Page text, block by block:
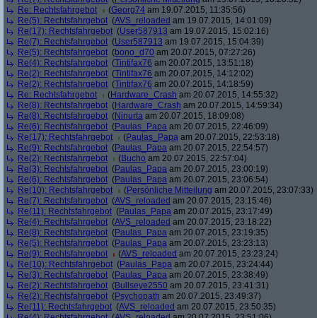
Re: Rechtsfahrgebot
(Georg74 am 19.07.2015, 11:35:56)
Re(5): Rechtsfahrgebot (AVS_reloaded am 19.07.2015, 14:01:09)
Re(17): Rechtsfahrgebot (User587913 am 19.07.2015, 15:02:16)
Re(7): Rechtsfahrgebot (User587913 am 19.07.2015, 15:04:39)
Re(5): Rechtsfahrgebot (bono_d70 am 20.07.2015, 07:27:26)
Re(4): Rechtsfahrgebot (Tintifax76 am 20.07.2015, 13:51:18)
Re(2): Rechtsfahrgebot (Tintifax76 am 20.07.2015, 14:12:02)
Re(2): Rechtsfahrgebot (Tintifax76 am 20.07.2015, 14:18:59)
Re: Rechtsfahrgebot
(Hardware_Crash am 20.07.2015, 14:55:32)
Re(8): Rechtsfahrgebot (Hardware_Crash am 20.07.2015, 14:59:34)
Re(8): Rechtsfahrgebot (Ninurta am 20.07.2015, 18:09:08)
Re(6): Rechtsfahrgebot (Paulas_Papa am 20.07.2015, 22:46:09)
Re(17): Rechtsfahrgebot
(Paulas_Papa am 20.07.2015, 22:53:18)
Re(9): Rechtsfahrgebot (Paulas_Papa am 20.07.2015, 22:54:57)
Re(2): Rechtsfahrgebot
(Bucho am 20.07.2015, 22:57:04)
Re(3): Rechtsfahrgebot (Paulas_Papa am 20.07.2015, 23:00:19)
Re(6): Rechtsfahrgebot (Paulas_Papa am 20.07.2015, 23:06:54)
Re(10): Rechtsfahrgebot
(Persönliche Mitteilung am 20.07.2015, 23:07:33)
Re(7): Rechtsfahrgebot (AVS_reloaded am 20.07.2015, 23:15:46)
Re(11): Rechtsfahrgebot (Paulas_Papa am 20.07.2015, 23:17:49)
Re(4): Rechtsfahrgebot (AVS_reloaded am 20.07.2015, 23:18:22)
Re(8): Rechtsfahrgebot (Paulas_Papa am 20.07.2015, 23:19:35)
Re(5): Rechtsfahrgebot (Paulas_Papa am 20.07.2015, 23:23:13)
Re(9): Rechtsfahrgebot
(AVS_reloaded am 20.07.2015, 23:23:24)
Re(10): Rechtsfahrgebot (Paulas_Papa am 20.07.2015, 23:24:44)
Re(3): Rechtsfahrgebot (Paulas_Papa am 20.07.2015, 23:38:49)
Re(2): Rechtsfahrgebot (Bullseye2550 am 20.07.2015, 23:41:31)
Re(2): Rechtsfahrgebot (Psychopath am 20.07.2015, 23:49:37)
Re(11): Rechtsfahrgebot (AVS_reloaded am 20.07.2015, 23:50:35)